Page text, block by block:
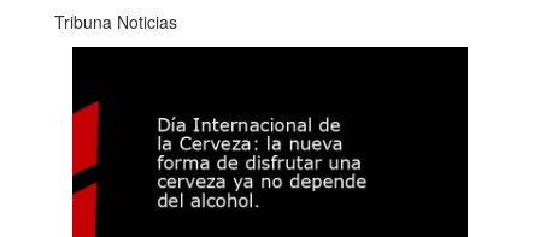
Tribuna Noticias